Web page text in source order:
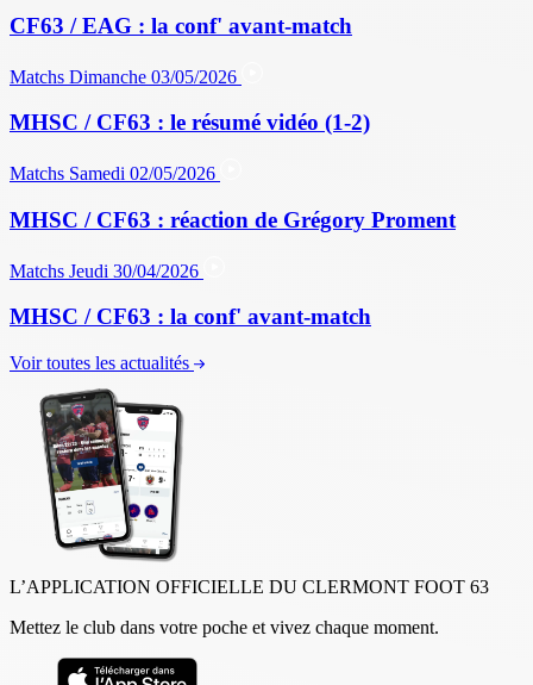
CF63 / EAG : la conf' avant-match
Matchs Dimanche 03/05/2026
MHSC / CF63 : le résumé vidéo (1-2)
Matchs Samedi 02/05/2026
MHSC / CF63 : réaction de Grégory Proment
Matchs Jeudi 30/04/2026
MHSC / CF63 : la conf' avant-match
Voir toutes les actualités
L’APPLICATION OFFICIELLE DU CLERMONT FOOT 63
Mettez le club dans votre poche et vivez chaque moment.